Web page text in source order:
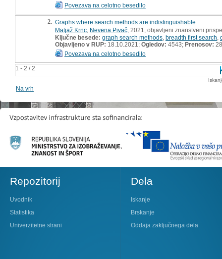
1 - 2 / 2
Povezava na celotno besedilo
2. Graphs where search methods are indistinguishable
Matjaž Krnc Nevena Pivač , 2021, objavljeni znanstveni
Ključne besede: graph search methods breadth first search
Objavljeno v RUP: 18.10.2021; Ogledov: 4543; Prenosov: 28
Povezava na celotno besedilo
Na vrh
Repozitorij
Uvodnik
Statistika
Univerzitetne strani
Dela
Iskanje
Brskanje
Oddaja zaključnega dela